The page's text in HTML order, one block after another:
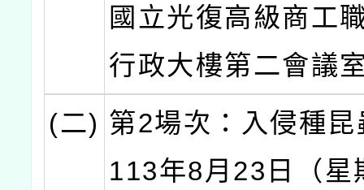
國立光復高級商工
行政大樓第二會議
(二) 第2場次：入侵種
113年8月23日（星